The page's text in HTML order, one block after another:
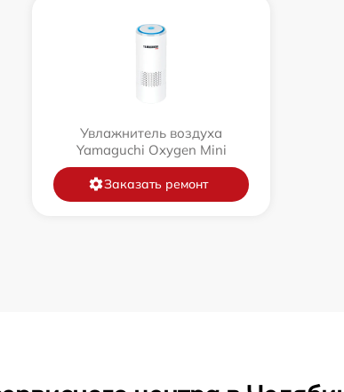
Увлажнитель воздуха
Yamaguchi Oxygen Mini
Заказать ремонт